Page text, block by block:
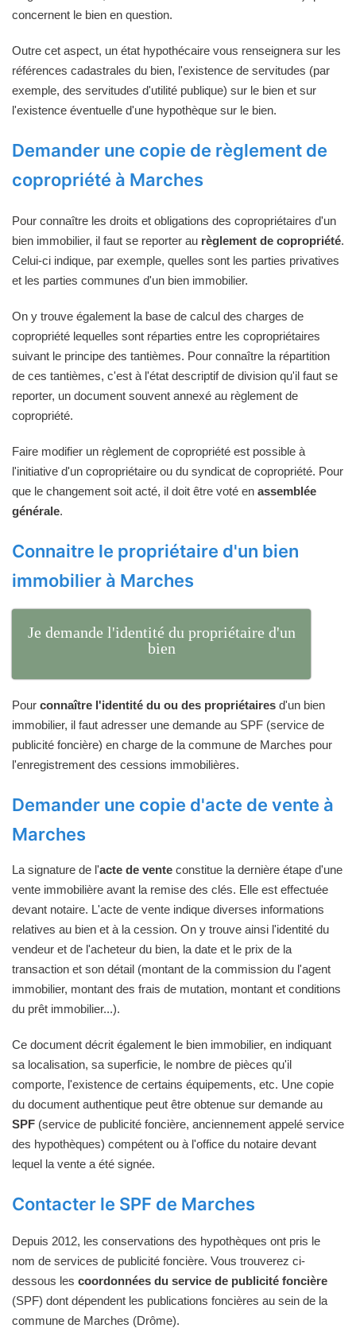
concernent le bien en question.
Outre cet aspect, un état hypothécaire vous renseignera sur les
références cadastrales du bien, l'existence de servitudes (par
exemple, des servitudes d'utilité publique) sur le bien et sur
l'existence éventuelle d'une hypothèque sur le bien.
Demander une copie de règlement de
copropriété à Marches
Pour connaître les droits et obligations des copropriétaires d'un
bien immobilier, il faut se reporter au règlement de copropriété.
Celui-ci indique, par exemple, quelles sont les parties privatives
et les parties communes d'un bien immobilier.
On y trouve également la base de calcul des charges de
copropriété lequelles sont réparties entre les copropriétaires
suivant le principe des tantièmes. Pour connaître la répartition
de ces tantièmes, c'est à l'état descriptif de division qu'il faut se
reporter, un document souvent annexé au règlement de
copropriété.
Faire modifier un règlement de copropriété est possible à
l'initiative d'un copropriétaire ou du syndicat de copropriété. Pour
que le changement soit acté, il doit être voté en assemblée
générale.
Connaitre le propriétaire d'un bien
immobilier à Marches
Je demande l'identité du propriétaire d'un
bien
Pour connaître l'identité du ou des propriétaires d'un bien
immobilier, il faut adresser une demande au SPF (service de
publicité foncière) en charge de la commune de Marches pour
l'enregistrement des cessions immobilières.
Demander une copie d'acte de vente à
Marches
La signature de l'acte de vente constitue la dernière étape d'une
vente immobilière avant la remise des clés. Elle est effectuée
devant notaire. L'acte de vente indique diverses informations
relatives au bien et à la cession. On y trouve ainsi l'identité du
vendeur et de l'acheteur du bien, la date et le prix de la
transaction et son détail (montant de la commission du l'agent
immobilier, montant des frais de mutation, montant et conditions
du prêt immobilier...).
Ce document décrit également le bien immobilier, en indiquant
sa localisation, sa superficie, le nombre de pièces qu'il
comporte, l'existence de certains équipements, etc. Une copie
du document authentique peut être obtenue sur demande au
SPF (service de publicité foncière, anciennement appelé service
des hypothèques) compétent ou à l'office du notaire devant
lequel la vente a été signée.
Contacter le SPF de Marches
Depuis 2012, les conservations des hypothèques ont pris le
nom de services de publicité foncière. Vous trouverez ci-
dessous les coordonnées du service de publicité foncière
(SPF) dont dépendent les publications foncières au sein de la
commune de Marches (Drôme).